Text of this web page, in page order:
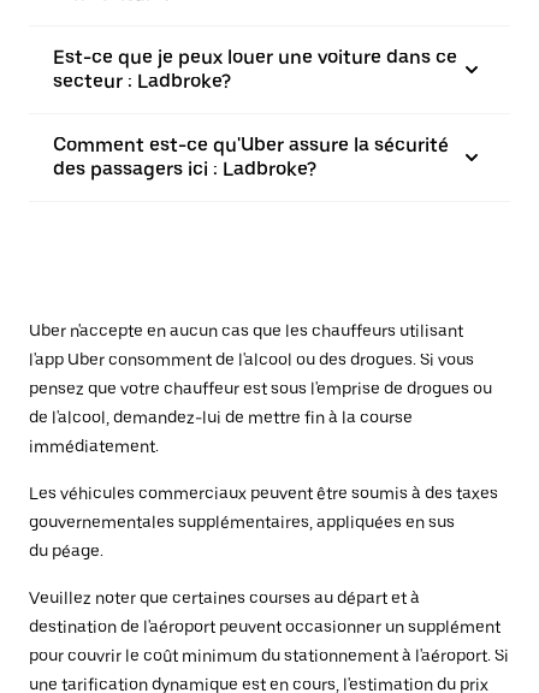
Est-ce que je peux louer une voiture dans ce
secteur : Ladbroke?
Comment est-ce qu'Uber assure la sécurité
des passagers ici : Ladbroke?
Uber n'accepte en aucun cas que les chauffeurs utilisant
l'app Uber consomment de l'alcool ou des drogues. Si vous
pensez que votre chauffeur est sous l'emprise de drogues ou
de l'alcool, demandez-lui de mettre fin à la course
immédiatement.
Les véhicules commerciaux peuvent être soumis à des taxes
gouvernementales supplémentaires, appliquées en sus
du péage.
Veuillez noter que certaines courses au départ et à
destination de l'aéroport peuvent occasionner un supplément
pour couvrir le coût minimum du stationnement à l'aéroport. Si
une tarification dynamique est en cours, l'estimation du prix